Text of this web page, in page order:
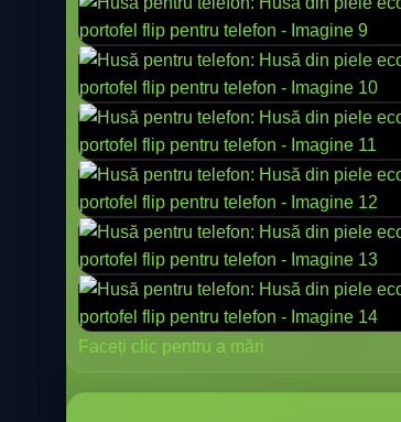
Faceți clic pentru a mări